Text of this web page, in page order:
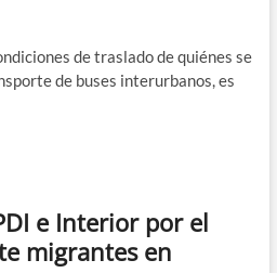
de traslado de quiénes se
de buses interurbanos, es
e Interior por el
migrantes en